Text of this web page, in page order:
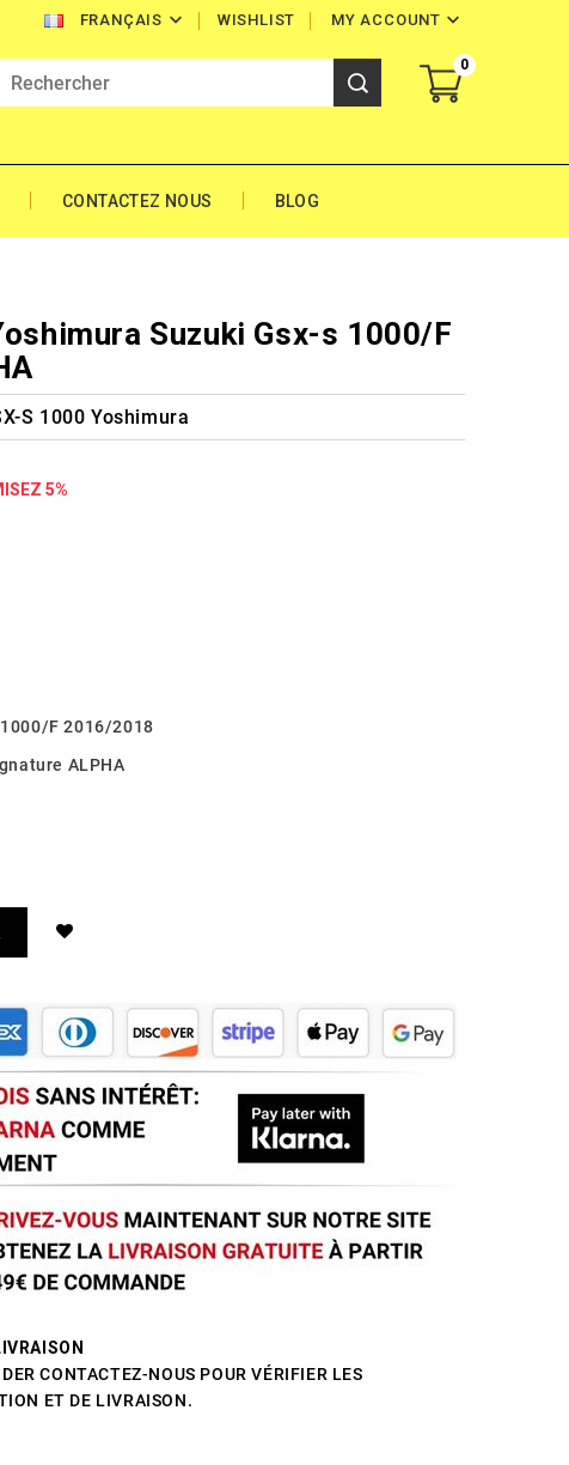
FRANÇAIS  MY ACCOUNT 
WISHLIST
0
CONTACTEZ NOUS BLOG
Suzuki Gsx-s 1000/F
S 1000 Yoshimura
5%
F 2016/2018
ALPHA
CONTACTEZ-NOUS POUR VÉRIFIER LES
ET DE LIVRAISON.